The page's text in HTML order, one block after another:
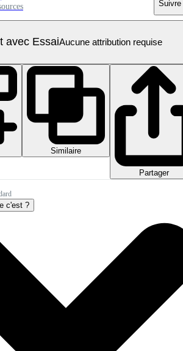
Suivre
avec EssaiAucune attribution requise
Similaire
Partager
c'est ?